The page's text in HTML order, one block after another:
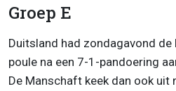
Groep E
Duitsland had zondagavond
poule na een 7-1-pandoering
De Manschaft keek dan ook uit